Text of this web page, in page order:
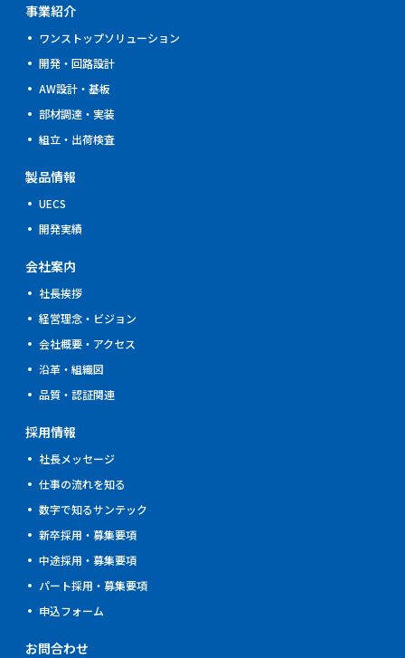
事業紹介
ワンストップソリューション
開発・回路設計
AW設計・基板
部材調達・実装
組立・出荷検査
製品情報
UECS
開発実績
会社案内
社長挨拶
経営理念・ビジョン
会社概要・アクセス
沿革・組織図
品質・認証関連
採用情報
社⾧メッセージ
仕事の流れを知る
数字で知るサンテック
新卒採用・募集要項
中途採用・募集要項
パート採用・募集要項
申込フォーム
お問合わせ